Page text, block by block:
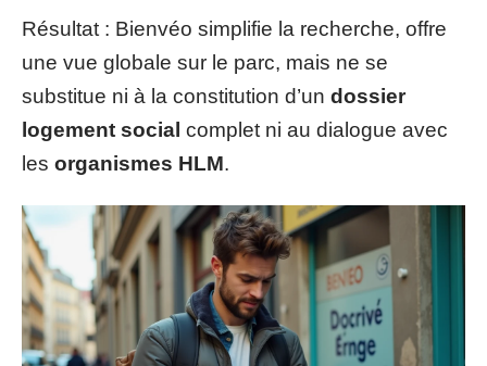
Résultat : Bienvéo simplifie la recherche, offre
une vue globale sur le parc, mais ne se
substitue ni à la constitution d’un dossier
logement social complet ni au dialogue avec
les organismes HLM.